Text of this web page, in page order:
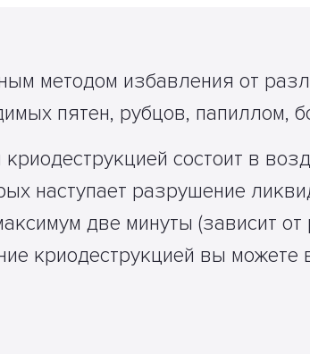
методом избавления от
пятен, рубцов, папиллом,
состоит в
наступает разрушение
две минуты (зависит от
криодеструкцией вы можете